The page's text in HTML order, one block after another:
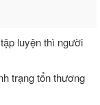
luyện thì người
trạng tổn thương